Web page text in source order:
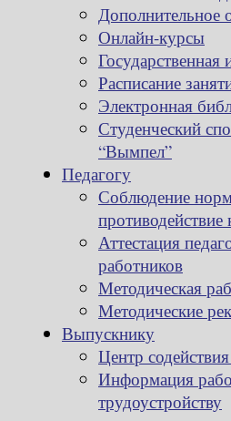
Дополнительное
Онлайн-курсы
Государственная
Расписание
Электронная
Студенческий
“Вымпел”
Педагогу
Соблюдение
Аттестация
работников
Методическая
Методические
Выпускнику
Центр
Информация
трудоустройству